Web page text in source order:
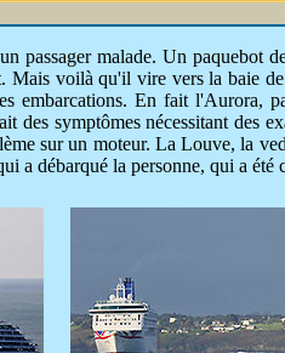
passager malade. Un paquebot
Mais voilà qu'il vire vers la baie
embarcations. En fait l'Aurora,
des symptômes nécessitant
sur un moteur. La Louve, la
a débarqué la personne, qui a